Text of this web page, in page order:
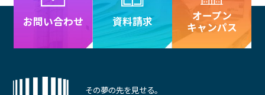
お問い合わせ 資料請求
オープン
キャンパス
その夢の先を見せる。